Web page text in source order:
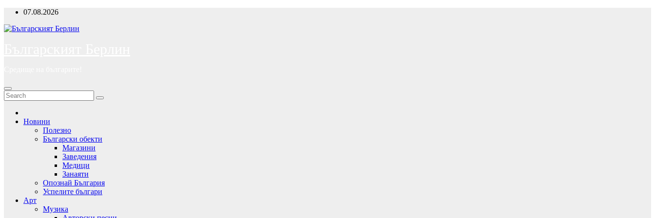
Skip
content
07.08.2026
Новини
Полезно
Български обекти
Магазини
Заведения
Медици
Занаяти
Опознай България
Успелите българи
Арт
Музика